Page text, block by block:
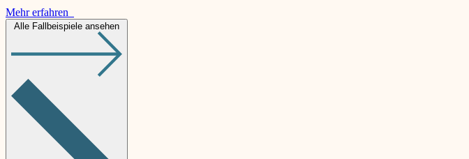
Mehr erfahren
Alle Fallbeispiele ansehen